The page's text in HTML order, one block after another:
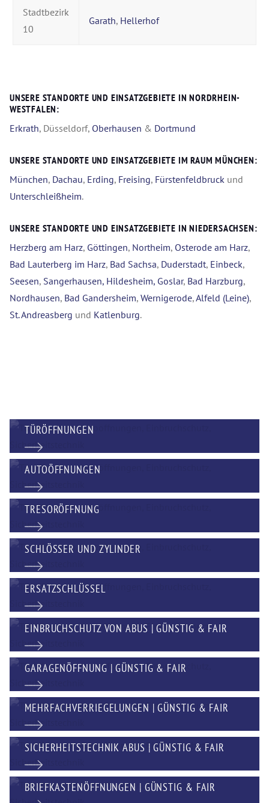
Stadtbezirk
10
Garath, Hellerhof
UNSERE STANDORTE UND EINSATZGEBIETE IN NORDRHEIN-
WESTFALEN:
Erkrath, Düsseldorf, Oberhausen & Dortmund
UNSERE STANDORTE UND EINSATZGEBIETE IM RAUM MÜNCHEN:
München, Dachau, Erding, Freising, Fürstenfeldbruck und
Unterschleißheim.
UNSERE STANDORTE UND EINSATZGEBIETE IN NIEDERSACHSEN:
Herzberg am Harz, Göttingen, Northeim, Osterode am Harz,
Bad Lauterberg im Harz, Bad Sachsa, Duderstadt, Einbeck,
Seesen, Sangerhausen, Hildesheim, Goslar, Bad Harzburg,
Nordhausen, Bad Gandersheim, Wernigerode,Alfeld (Leine),
St. Andreasberg und Katlenburg.
TÜRÖFFNUNGEN
AUTOÖFFNUNGEN
TRESORÖFFNUNG
SCHLÖSSER UND ZYLINDER
ERSATZSCHLÜSSEL
EINBRUCHSCHUTZ VON ABUS | GÜNSTIG & FAIR
GARAGENÖFFNUNG | GÜNSTIG & FAIR
MEHRFACHVERRIEGELUNGEN | GÜNSTIG & FAIR
SICHERHEITSTECHNIK ABUS | GÜNSTIG & FAIR
BRIEFKASTENÖFFNUNGEN | GÜNSTIG & FAIR